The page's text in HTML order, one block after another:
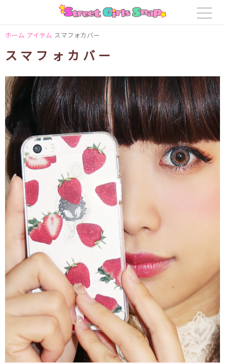
ホーム アイテム スマフォカバー
スマフォカバー